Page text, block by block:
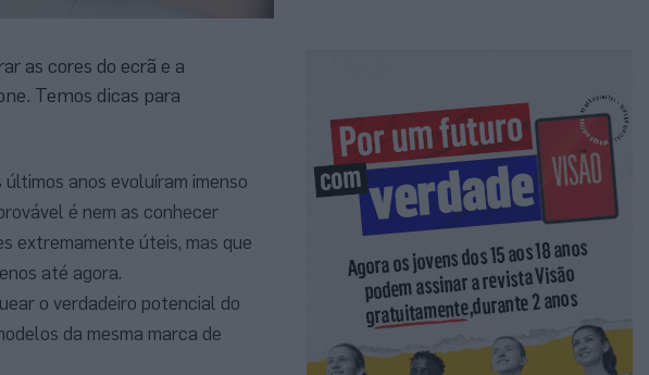
as cores do ecrã e a
Temos dicas para
anos evoluíram imenso
é nem as conhecer
extremamente úteis, mas que
até agora.
o verdadeiro potencial do
da mesma marca de